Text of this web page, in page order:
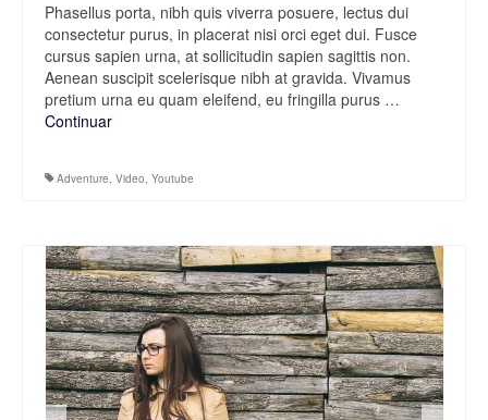
Phasellus porta, nibh quis viverra posuere, lectus dui
consectetur purus, in placerat nisi orci eget dui. Fusce
cursus sapien urna, at sollicitudin sapien sagittis non.
Aenean suscipit scelerisque nibh at gravida. Vivamus
pretium urna eu quam eleifend, eu fringilla purus …
Continuar
Adventure, Video, Youtube